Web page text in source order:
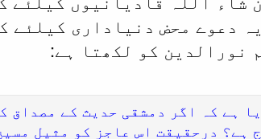
دعوے محض دنیاداری کیلئے
نورالدین کو لکھتا ہے:
ہے کہ اگر دمشقی حدیث کے مصداق
ہے؟ درحقیقت اس عاجز کو مثیل